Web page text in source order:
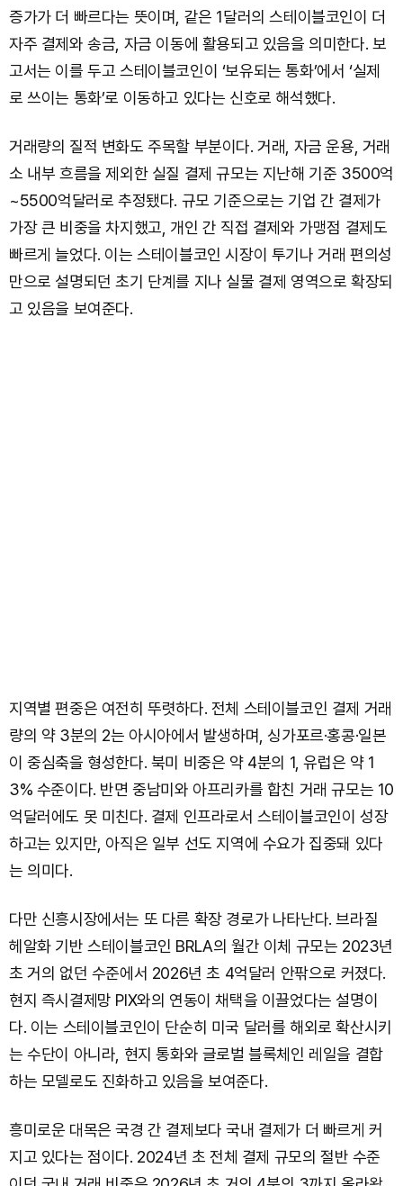
증가가 더 빠르다는 뜻이며, 같은 1달러의 스테이블코인이 더
자주 결제와 송금, 자금 이동에 활용되고 있음을 의미한다. 보
고서는 이를 두고 스테이블코인이 ‘보유되는 통화’에서 ‘실제
로 쓰이는 통화’로 이동하고 있다는 신호로 해석했다.
거래량의 질적 변화도 주목할 부분이다. 거래, 자금 운용, 거래
소 내부 흐름을 제외한 실질 결제 규모는 지난해 기준 3500억
~5500억달러로 추정됐다. 규모 기준으로는 기업 간 결제가
가장 큰 비중을 차지했고, 개인 간 직접 결제와 가맹점 결제도
빠르게 늘었다. 이는 스테이블코인 시장이 투기나 거래 편의성
만으로 설명되던 초기 단계를 지나 실물 결제 영역으로 확장되
고 있음을 보여준다.
지역별 편중은 여전히 뚜렷하다. 전체 스테이블코인 결제 거래
량의 약 3분의 2는 아시아에서 발생하며, 싱가포르·홍콩·일본
이 중심축을 형성한다. 북미 비중은 약 4분의 1, 유럽은 약 1
3% 수준이다. 반면 중남미와 아프리카를 합친 거래 규모는 10
억달러에도 못 미친다. 결제 인프라로서 스테이블코인이 성장
하고는 있지만, 아직은 일부 선도 지역에 수요가 집중돼 있다
는 의미다.
다만 신흥시장에서는 또 다른 확장 경로가 나타난다. 브라질
헤알화 기반 스테이블코인 BRLA의 월간 이체 규모는 2023년
초 거의 없던 수준에서 2026년 초 4억달러 안팎으로 커졌다.
현지 즉시결제망 PIX와의 연동이 채택을 이끌었다는 설명이
다. 이는 스테이블코인이 단순히 미국 달러를 해외로 확산시키
는 수단이 아니라, 현지 통화와 글로벌 블록체인 레일을 결합
하는 모델로도 진화하고 있음을 보여준다.
흥미로운 대목은 국경 간 결제보다 국내 결제가 더 빠르게 커
지고 있다는 점이다. 2024년 초 전체 결제 규모의 절반 수준